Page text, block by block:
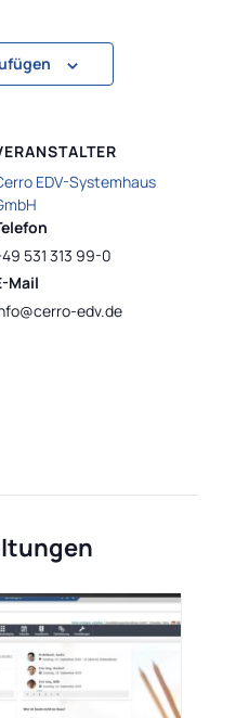
EDV-Systemhaus
531 313 99-0
Mail
edv.de